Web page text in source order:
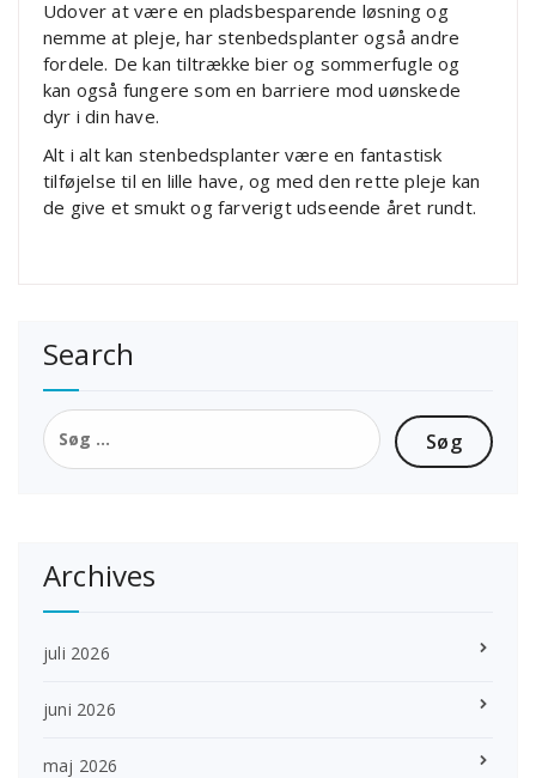
Udover at være en pladsbesparende løsning og
nemme at pleje, har stenbedsplanter også andre
fordele. De kan tiltrække bier og sommerfugle og
kan også fungere som en barriere mod uønskede
dyr i din have.
Alt i alt kan stenbedsplanter være en fantastisk
tilføjelse til en lille have, og med den rette pleje kan
de give et smukt og farverigt udseende året rundt.
Search
Søg
efter:
Archives
juli 2026
juni 2026
maj 2026